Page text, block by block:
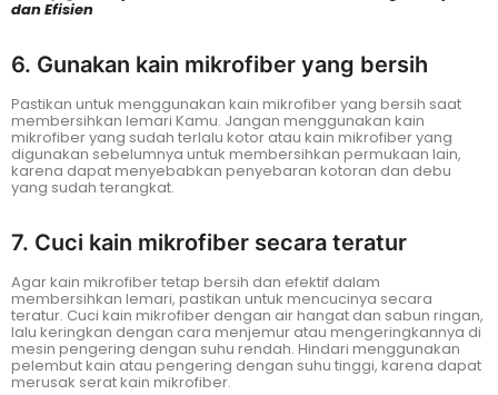
dan Efisien
6. Gunakan kain mikrofiber yang bersih
Pastikan untuk menggunakan kain mikrofiber yang bersih saat
membersihkan lemari Kamu. Jangan menggunakan kain
mikrofiber yang sudah terlalu kotor atau kain mikrofiber yang
digunakan sebelumnya untuk membersihkan permukaan lain,
karena dapat menyebabkan penyebaran kotoran dan debu
yang sudah terangkat.
7. Cuci kain mikrofiber secara teratur
Agar kain mikrofiber tetap bersih dan efektif dalam
membersihkan lemari, pastikan untuk mencucinya secara
teratur. Cuci kain mikrofiber dengan air hangat dan sabun ringan,
lalu keringkan dengan cara menjemur atau mengeringkannya di
mesin pengering dengan suhu rendah. Hindari menggunakan
pelembut kain atau pengering dengan suhu tinggi, karena dapat
merusak serat kain mikrofiber.